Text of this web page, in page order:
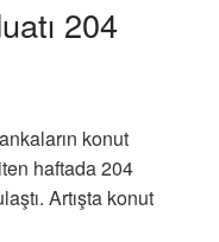
204
konut
haftada 204
Artışta konut